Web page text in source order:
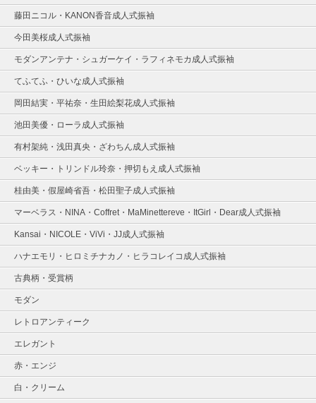
藤田ニコル・KANON香音成人式振袖
今田美桜成人式振袖
モダンアンテナ・シュガーケイ・ラフィネモカ成人式振袖
てふてふ・ひいな成人式振袖
岡田結実・平祐奈・生田絵梨花成人式振袖
池田美優・ローラ成人式振袖
有村架純・浅田真央・ざわちん成人式振袖
ベッキー・トリンドル玲奈・押切もえ成人式振袖
桂由美・假屋崎省吾・松田聖子成人式振袖
マーベラス・NINA・Coffret・MaMinettereve・ItGirl・Dear成人式振袖
Kansai・NICOLE・ViVi・JJ成人式振袖
ハナエモリ・ヒロミチナカノ・ヒラコレイコ成人式振袖
古典柄・受賞柄
モダン
レトロアンティーク
エレガント
赤・エンジ
白・クリーム